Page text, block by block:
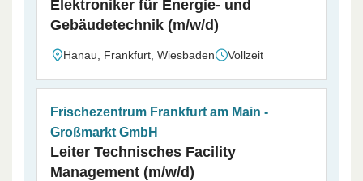
Elektroniker für Energie- und
Gebäudetechnik (m/w/d)
Hanau, Frankfurt, Wiesbaden Vollzeit
Frischezentrum Frankfurt am Main -
Großmarkt GmbH
Leiter Technisches Facility
Management (m/w/d)